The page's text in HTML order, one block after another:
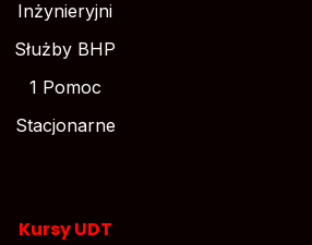
Inżynieryjni
Służby BHP
1 Pomoc
Stacjonarne
Kursy UDT